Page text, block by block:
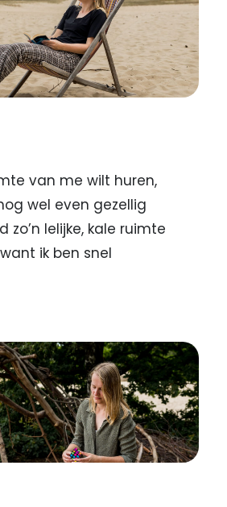
van me wilt huren,
wel even gezellig
zo’n lelijke, kale ruimte
ik ben snel